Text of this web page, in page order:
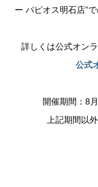
ー パピオス明石店”
詳しくは公式オン
公式
開催期間：8
上記期間以